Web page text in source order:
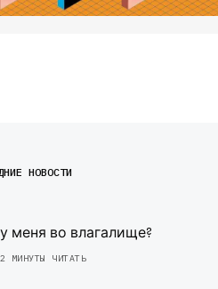
НОВОСТИ
у меня во влагалище?
2 МИНУТЫ ЧИТАТЬ